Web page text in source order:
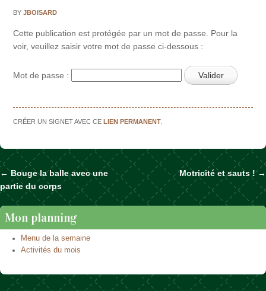
BYJBOISARD
Cette publication est protégée par un mot de passe. Pour la
voir, veuillez saisir votre mot de passe ci-dessous :
Mot de passe :
CRÉER UN SIGNET AVEC CELIEN PERMANENT
Naviguer dans les articles
←Bouge la balle avec une
partie du corps
Motricité et sauts !→
Mon planning
Menu de la semaine
Activités du mois